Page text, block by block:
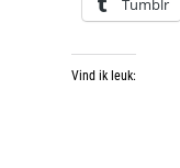
Tumblr
Vind ik leuk: